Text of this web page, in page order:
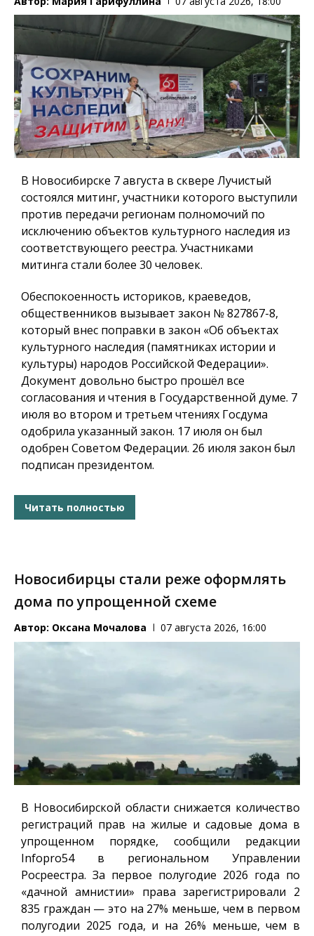
В Новосибирске 7 августа в сквере Лучистый
состоялся митинг, участники которого выступили
против передачи регионам полномочий по
исключению объектов культурного наследия из
соответствующего реестра. Участниками
митинга стали более 30 человек.
Обеспокоенность историков, краеведов,
общественников вызывает закон № 827867-8,
который внес поправки в закон «Об объектах
культурного наследия (памятниках истории и
культуры) народов Российской Федерации».
Документ довольно быстро прошёл все
согласования и чтения в Государственной думе. 7
июля во втором и третьем чтениях Госдума
одобрила указанный закон. 17 июля он был
одобрен Советом Федерации. 26 июля закон был
подписан президентом.
Читать полностью
Новосибирцы стали реже оформлять
дома по упрощенной схеме
Автор: Оксана Мочалова 07 августа 2026, 16:00
В Новосибирской области снижается количество
регистраций прав на жилые и садовые дома в
упрощенном порядке, сообщили редакции
Infopro54в региональном Управлении
Росреестра. За первое полугодие 2026 года по
«дачной амнистии» права зарегистрировали 2
835 граждан — это на 27% меньше, чем в первом
полугодии 2025 года, и на 26% меньше, чем в